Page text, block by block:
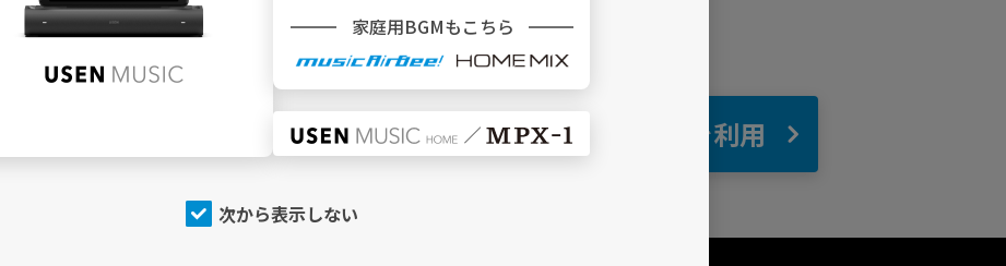
＼ どこでBGMサービスをご利用ですか ／
自宅 でBGMを利用
家庭用BGMもこちら
次から表示しない